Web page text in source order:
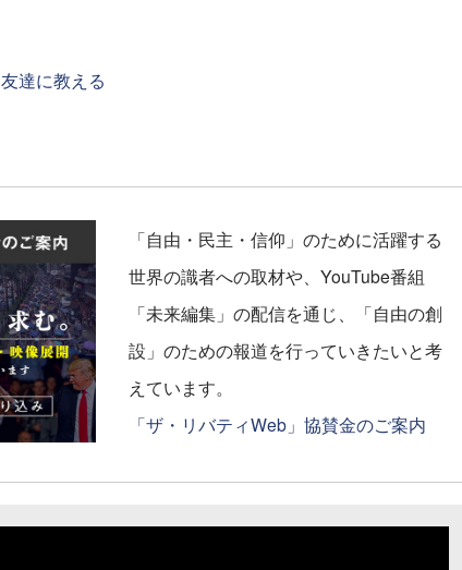
友達に教える
「自由・民主・信仰」のために活躍する
世界の識者への取材や、YouTube番組
「未来編集」の配信を通じ、「自由の創
設」のための報道を行っていきたいと考
えています。
「ザ・リバティWeb」協賛金のご案内